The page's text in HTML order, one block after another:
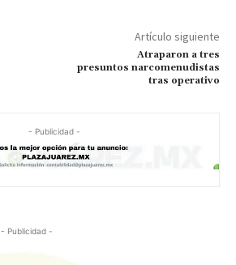
Artículo siguiente
Atraparon a tres
presuntos narcomenudistas
tras operativo
- Publicidad -
- Publicidad -